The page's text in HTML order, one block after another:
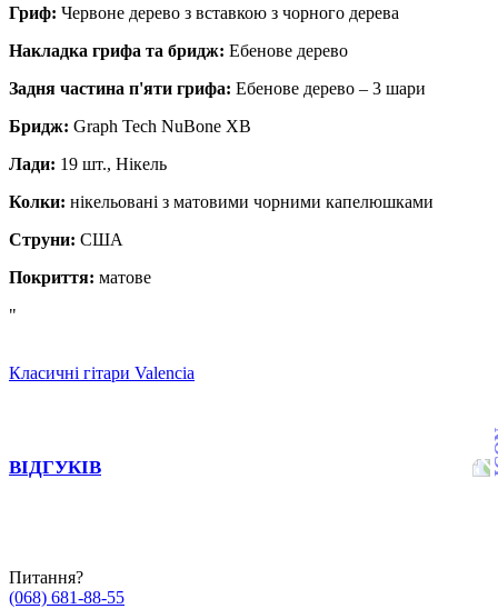
Гриф: Червоне дерево з вставкою з чорного дерева
Накладка грифа та бридж: Ебенове дерево
Задня частина п'яти грифа: Ебенове дерево – 3 шари
Бридж: Graph Tech NuBone XB
Лади: 19 шт., Нікель
Колки: нікельовані з матовими чорними капелюшками
Струни: США
Покриття: матове
"
Класичні гітари Valencia
ВІДГУКІВ
Питання?
(068) 681-88-55